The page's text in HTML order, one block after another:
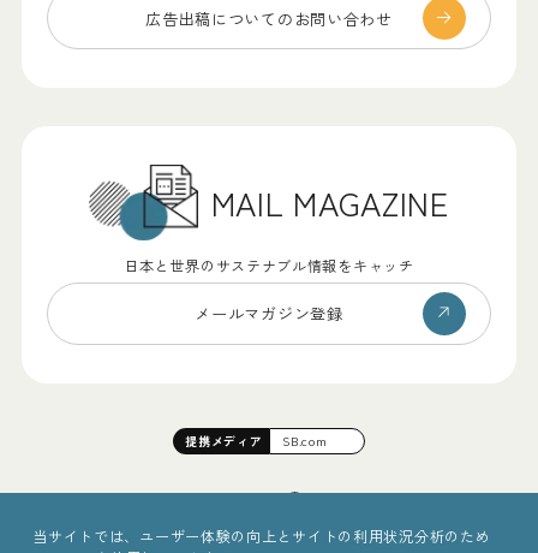
広告出稿についての お問い合わせ
MAIL MAGAZINE
日本と世界のサステナブル情報をキャッチ
メールマガジン登録
提携メディア SB.com
当サイトでは、ユーザー体験の向上とサイトの利用状況分析のため